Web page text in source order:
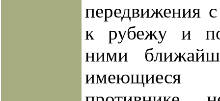
передвижения
к рубежу и
ними